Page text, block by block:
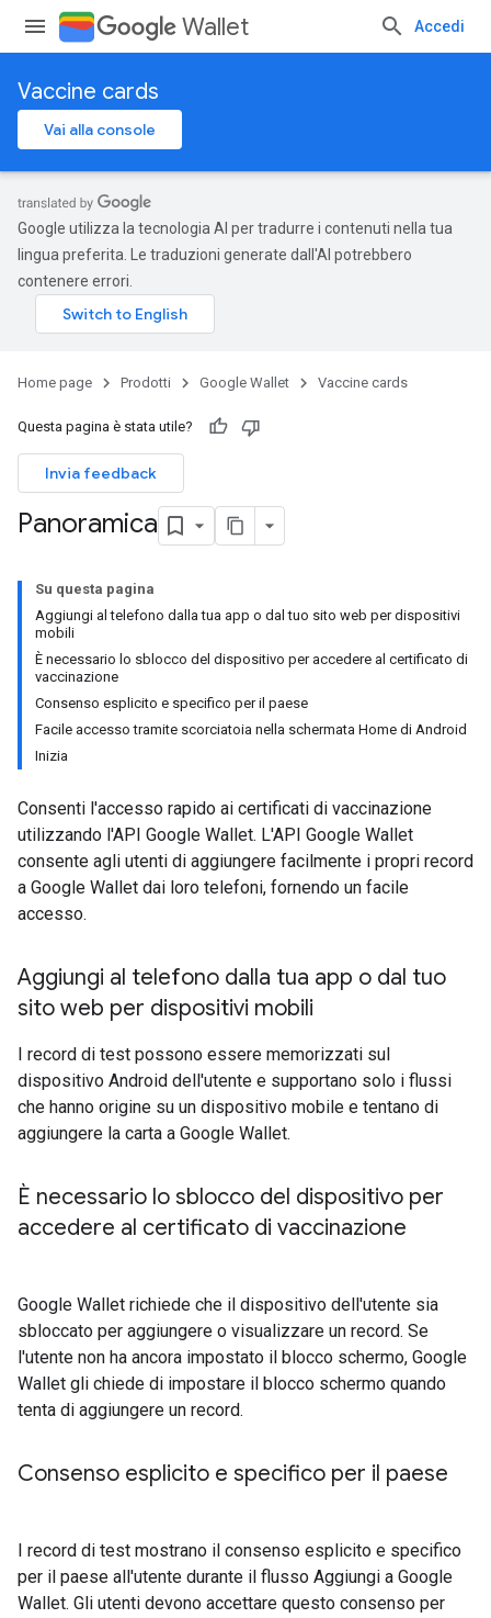
Wallet Accedi
Vaccine cards
Vai alla console
Google utilizza la tecnologia AI per tradurre i contenuti nella tua
lingua preferita. Le traduzioni generate dall'AI potrebbero
contenere errori.
Home page Prodotti Google Wallet Vaccine cards
Questa pagina è stata utile?
Invia feedback
Panoramica
Su questa pagina
Aggiungi al telefono dalla tua app o dal tuo sito web per dispositivi
mobili
È necessario lo sblocco del dispositivo per accedere al certificato di
vaccinazione
Consenso esplicito e specifico per il paese
Facile accesso tramite scorciatoia nella schermata Home di Android
Inizia
Consenti l'accesso rapido ai certificati di vaccinazione
utilizzando l'API Google Wallet. L'API Google Wallet
consente agli utenti di aggiungere facilmente i propri record
a Google Wallet dai loro telefoni, fornendo un facile
accesso.
Aggiungi al telefono dalla tua app o dal tuo
sito web per dispositivi mobili
I record di test possono essere memorizzati sul
dispositivo Android dell'utente e supportano solo i flussi
che hanno origine su un dispositivo mobile e tentano di
aggiungere la carta a Google Wallet.
È necessario lo sblocco del dispositivo per
accedere al certificato di vaccinazione
Google Wallet richiede che il dispositivo dell'utente sia
sbloccato per aggiungere o visualizzare un record. Se
l'utente non ha ancora impostato il blocco schermo, Google
Wallet gli chiede di impostare il blocco schermo quando
tenta di aggiungere un record.
Consenso esplicito e specifico per il paese
I record di test mostrano il consenso esplicito e specifico
per il paese all'utente durante il flusso Aggiungi a Google
Wallet. Gli utenti devono accettare questo consenso per